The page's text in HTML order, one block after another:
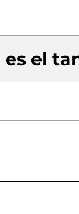
es el